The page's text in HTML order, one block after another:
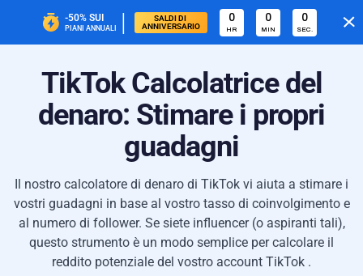
-50% SUI
PIANI ANNUALI |
SALDI DI
ANNIVERSARIO
0
HR
0
MIN
0
SEC.
TikTok Calcolatrice del
denaro: Stimare i propri
guadagni
Il nostro calcolatore di denaro di TikTok vi aiuta a stimare i
vostri guadagni in base al vostro tasso di coinvolgimento e
al numero di follower. Se siete influencer (o aspiranti tali),
questo strumento è un modo semplice per calcolare il
reddito potenziale del vostro account TikTok .